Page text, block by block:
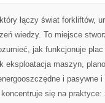
łączy świat forkliftów,
wiedzy. To miejsce
jak funkcjonuje
eksploatacja maszyn,
i pasywne i
się na praktyce: